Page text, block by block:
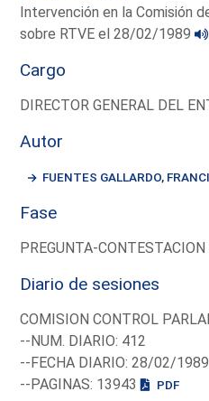
Intervención en la Comisión
sobre RTVE el 28/02/1989
Cargo
DIRECTOR GENERAL DEL
Autor
FUENTES GALLARDO,
Fase
PREGUNTA-CONTESTACION
Diario de sesiones
COMISION CONTROL
--NUM. DIARIO: 412
--FECHA DIARIO: 28/02/1989
--PAGINAS: 13943
PDF